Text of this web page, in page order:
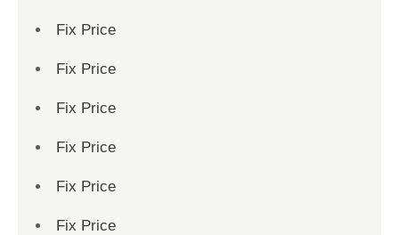
Fix Price
Fix Price
Fix Price
Fix Price
Fix Price
Fix Price